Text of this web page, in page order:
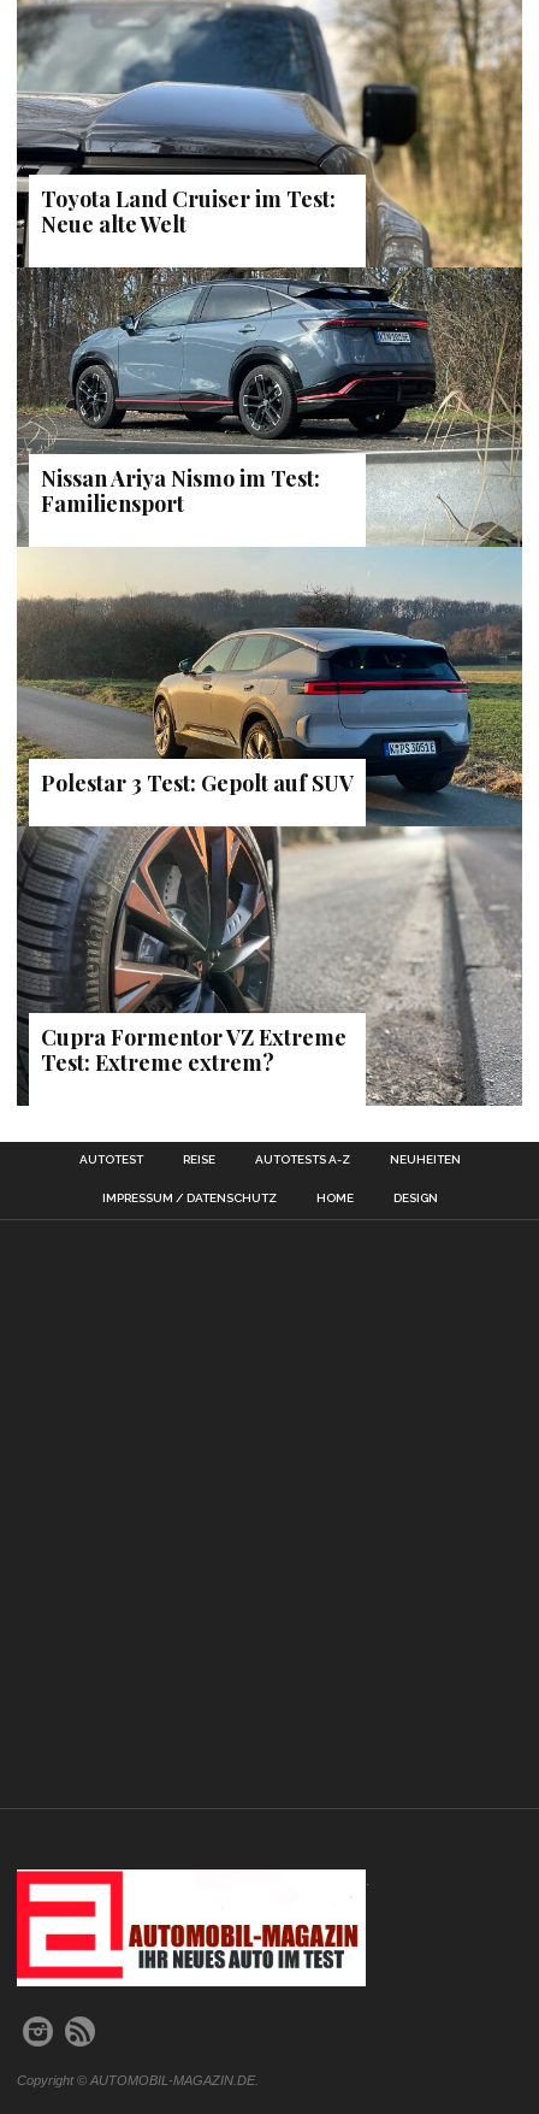
Toyota Land Cruiser im Test:
Neue alte Welt
Nissan Ariya Nismo im Test:
Familiensport
Polestar 3 Test: Gepolt auf SUV
Cupra Formentor VZ Extreme
Test: Extreme extrem?
AUTOTEST REISE AUTOTESTS A-Z NEUHEITEN
IMPRESSUM / DATENSCHUTZ HOME DESIGN
.
Copyright © AUTOMOBIL-MAGAZIN.DE.